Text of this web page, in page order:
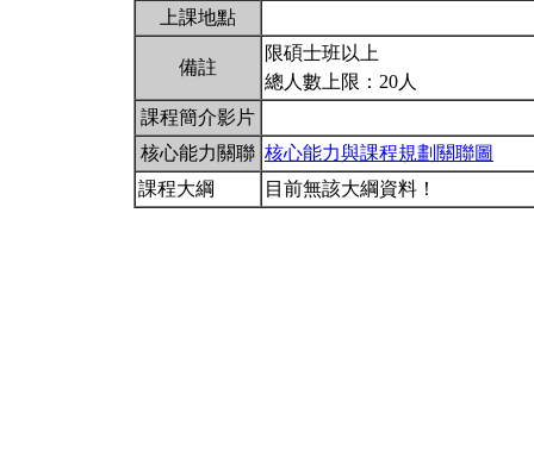
上課地點
備註
限碩士班以上
總人數上限：20人
課程簡介影片
核心能力關聯 核心能力與課程規劃關聯圖
課程大綱
目前無該大綱資料！